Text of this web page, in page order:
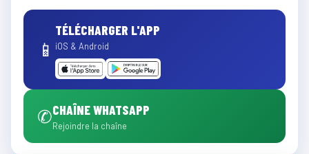
📱
TÉLÉCHARGER L'APP
iOS & Android
✆CHAÎNE WHATSAPP
Rejoindre la chaîne